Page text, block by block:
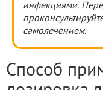
инфекциями.
самолечением.
Способ